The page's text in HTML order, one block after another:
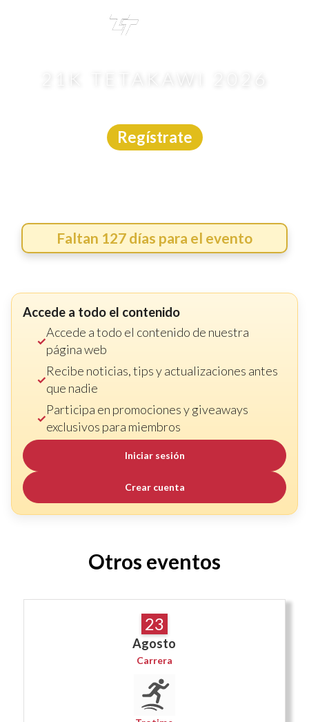
21K TETAKAWI 2026
Regístrate
Faltan 127 días para el evento
Accede a todo el contenido
Accede a todo el contenido de nuestra
página web
Recibe noticias, tips y actualizaciones antes
que nadie
Participa en promociones y giveaways
exclusivos para miembros
Iniciar sesión
Crear cuenta
Otros eventos
23
Agosto
Carrera